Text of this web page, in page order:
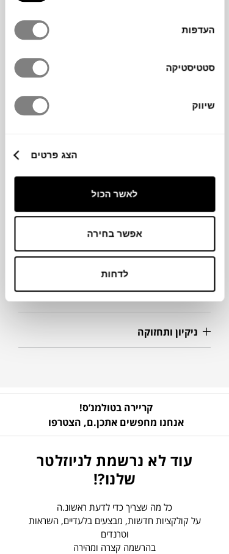
העדפות
סטטיסטיקה
שיווק
הצג פרטים
לאשר הכול
אפשר בחירה
לדחות
במרפסת או גינה. במשקל קל ונוח להזזה. עשוי
אלומיניום צבוע בציפוי מגן מפני נזקי שמש ומים
ומתאים לשימוש חיצוני לאורך כל עונות השנה.
108X65X35H ס"מ
מק"ט
פרטים נוספים
ניקיון ותחזוקה
קריירה בטולמנ’ס!
אנחנו מחפשים אתכן.ם, הצטרפו
עוד לא נרשמת לניוזלטר
שלנו?!
כל מה שצריך כדי לדעת ראשונ.ה
על קולקציות חדשות, מבצעים בלעדיים, השראות
וטרנדים
בהרשמה קצרה ומהירה